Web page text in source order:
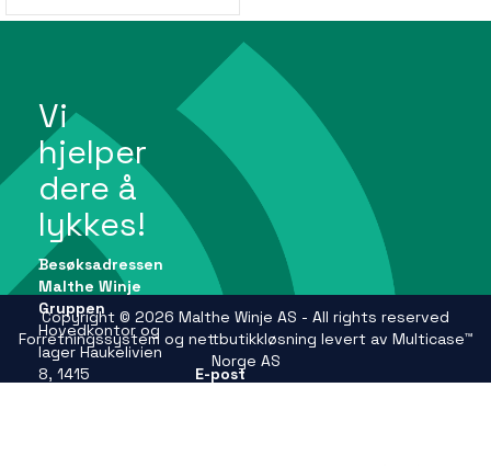
Vi
hjelper
dere å
lykkes!
Besøksadressen
Malthe Winje
Gruppen
Hovedkontor og
lager Haukelivien
8, 1415
E-post
Copyright © 2026 Malthe Winje AS - All rights reserved
Forretningssystem og nettbutikkløsning levert av Multicase™
Norge AS